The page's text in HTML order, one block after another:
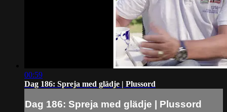
00:59
Dag 186: Spreja med glädje | Plussord
Dag 186: Spreja med glädje | Plussord